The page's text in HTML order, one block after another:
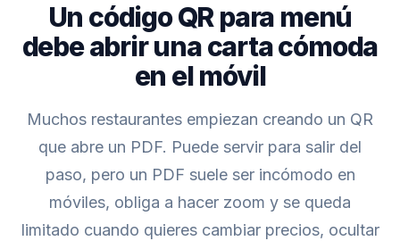
Un código QR para menú
debe abrir una carta cómoda
en el móvil
Muchos restaurantes empiezan creando un QR
que abre un PDF. Puede servir para salir del
paso, pero un PDF suele ser incómodo en
móviles, obliga a hacer zoom y se queda
limitado cuando quieres cambiar precios, ocultar